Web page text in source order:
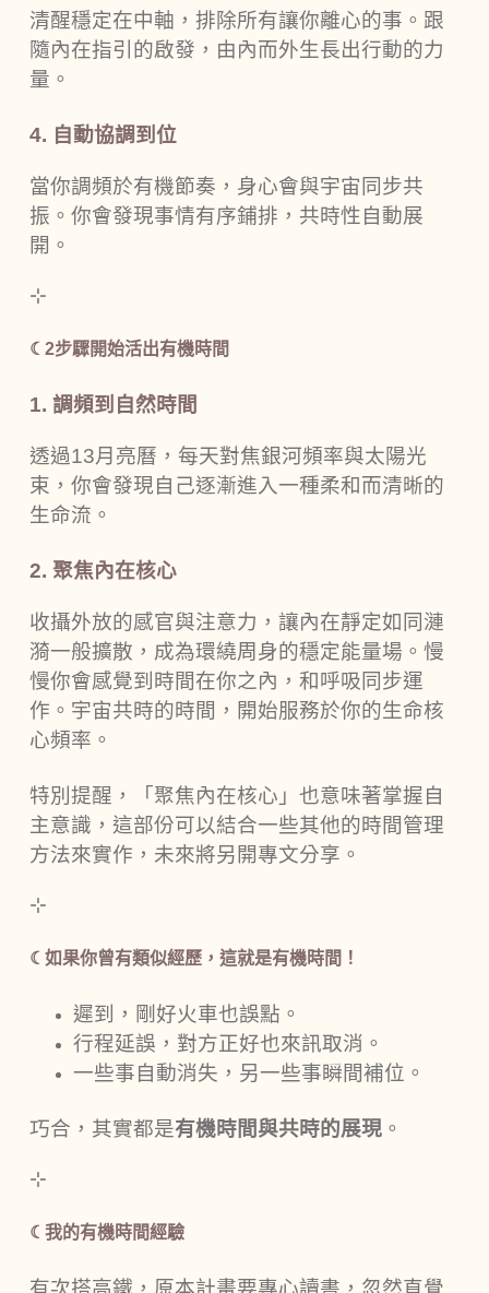
清醒穩定在中軸，排除所有讓你離心的事。跟
隨內在指引的啟發，由內而外生長出行動的力
量。
4. 自動協調到位
當你調頻於有機節奏，身心會與宇宙同步共
振。你會發現事情有序鋪排，共時性自動展
開。
⊹
☾2步驟開始活出有機時間
1. 調頻到自然時間
透過13月亮曆，每天對焦銀河頻率與太陽光
束，你會發現自己逐漸進入一種柔和而清晰的
生命流。
2. 聚焦內在核心
收攝外放的感官與注意力，讓內在靜定如同漣
漪一般擴散，成為環繞周身的穩定能量場。慢
慢你會感覺到時間在你之內，和呼吸同步運
作。宇宙共時的時間，開始服務於你的生命核
心頻率。
特別提醒，「聚焦內在核心」也意味著掌握自
主意識，這部份可以結合一些其他的時間管理
方法來實作，未來將另開專文分享。
⊹
☾如果你曾有類似經歷，這就是有機時間！
遲到，剛好火車也誤點。
行程延誤，對方正好也來訊取消。
一些事自動消失，另一些事瞬間補位。
巧合，其實都是有機時間與共時的展現。
⊹
☾我的有機時間經驗
有次搭高鐵，原本計畫要專心讀書，忽然直覺